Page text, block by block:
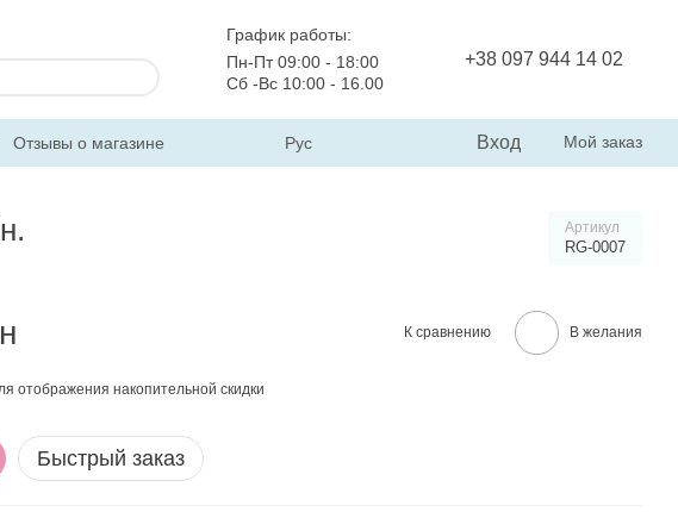
График работы:
Пн-Пт 09:00 - 18:00
Сб -Вс 10:00 - 16.00
+38 097 944 14 02
Отзывы о магазине
Рус Вход Мой заказ
Артикул
RG-0007
К сравнению В желания
отображения накопительной скидки
Быстрый заказ